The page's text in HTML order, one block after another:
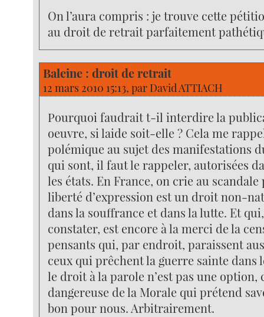
On l’aura compris : je trouve cette
au droit de retrait parfaitement
Baleine : droit de retrait
12 mars 2010 15:13, par David ATTIACH
Pourquoi faudrait t-il interdire la
oeuvre, si laide soit-elle ? Cela me
polémique au sujet des manifestations
qui sont, il faut le rappeler, autorisées
les états. En France, on crie au scandale
liberté d’expression est un droit non-
dans la souffrance et dans la lutte. Et
constater, est encore à la merci de la
pensants qui, par endroit, paraissent
ceux qui prêchent la guerre sainte dans
le droit à la parole n’est pas une option,
dangereuse de la Morale qui prétend
bon pour nous. Arbitrairement.